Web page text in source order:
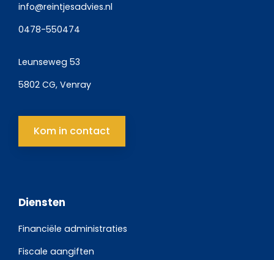
info@reintjesadvies.nl
0478-550474
Leunseweg 53
5802 CG, Venray
Kom in contact
Diensten
Financiële administraties
Fiscale aangiften